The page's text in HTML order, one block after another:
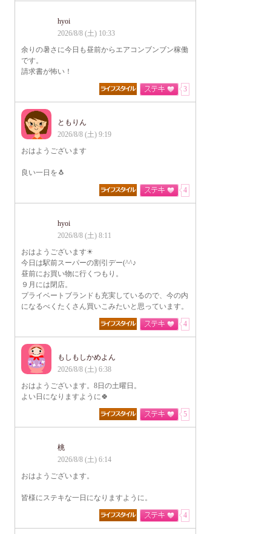
hyoi
2026/8/8 (土) 10:33
余りの暑さに今日も昼前からエアコンブンブン稼働
です。
請求書が怖い！
3
ともりん
2026/8/8 (土) 9:19
おはようございます
良い一日を🐧
4
hyoi
2026/8/8 (土) 8:11
おはようございます☀
今日は駅前スーパーの割引デー(^^♪
昼前にお買い物に行くつもり。
９月には閉店。
プライベートブランドも充実しているので、今の内
になるべくたくさん買いこみたいと思っています。
4
もしもしかめよん
2026/8/8 (土) 6:38
おはようございます。8日の土曜日。
よい日になりますように🍀
5
桃
2026/8/8 (土) 6:14
おはようございます。
皆様にステキな一日になりますように。
4